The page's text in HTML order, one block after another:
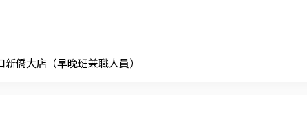
新僑大店（早晚班兼職人員）